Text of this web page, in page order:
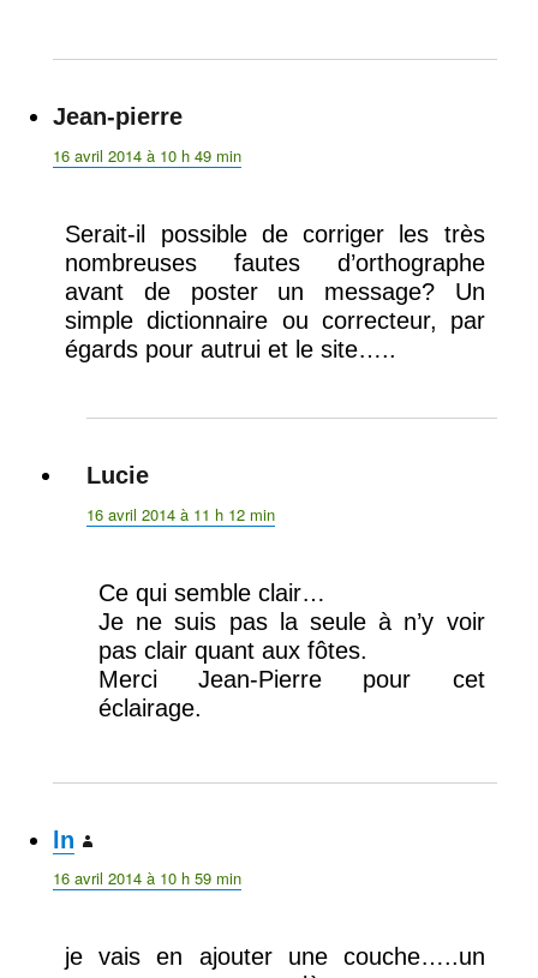
Jean-pierre
16 avril 2014 à 10 h 49 min
Serait-il possible de corriger les très
nombreuses fautes d’orthographe
avant de poster un message? Un
simple dictionnaire ou correcteur, par
égards pour autrui et le site…..
Luciedit :
16 avril 2014 à 11 h 12 min
Ce qui semble clair…
Je ne suis pas la seule à n’y voir
pas clair quant aux fôtes.
Merci Jean-Pierre pour cet
éclairage.
ln
16 avril 2014 à 10 h 59 min
je vais en ajouter une couche…..un